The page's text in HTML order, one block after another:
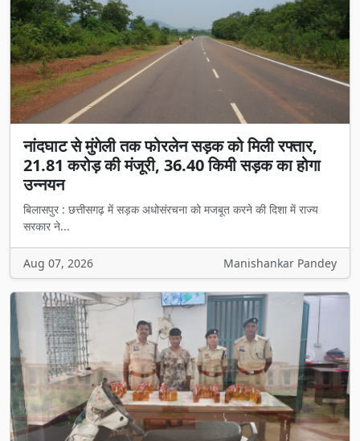
नांदघाट से मुंगेली तक फोरलेन सड़क को मिली रफ्तार,
21.81 करोड़ की मंजूरी, 36.40 किमी सड़क का होगा
उन्नयन
बिलासपुर : छत्तीसगढ़ में सड़क अधोसंरचना को मजबूत करने की दिशा में राज्य
सरकार ने...
Aug 07, 2026 Manishankar Pandey